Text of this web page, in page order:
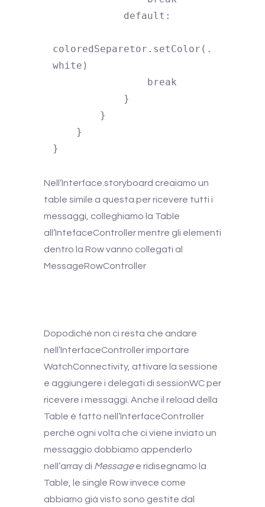
coloredSeparetor.setColor(.
white)
}
Nell’Interface.storyboard creaiamo un
table simile a questa per ricevere tutti i
messaggi, colleghiamo la Table
all’IntefaceController mentre gli elementi
dentro la Row vanno collegati al
MessageRowController
Dopodichè non ci resta che andare
nell’InterfaceController importare
WatchConnectivity, attivare la sessione
e aggiungere i delegati di sessionWC per
ricevere i messaggi. Anche il reload della
Table è fatto nell’InterfaceController
perchè ogni volta che ci viene inviato un
messaggio dobbiamo appenderlo
nell’array di Messagee ridisegnamo la
Table, le single Row invece come
abbiamo già visto sono gestite dal